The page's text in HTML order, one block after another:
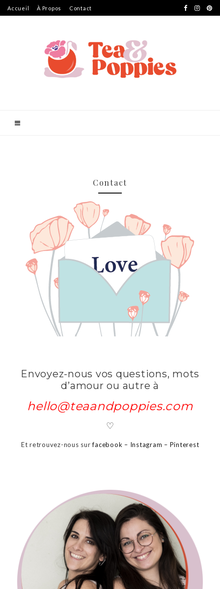
Accueil À Propos Contact
Contact
Envoyez-nous vos questions, mots
d’amour ou autre à
hello@teaandpoppies.com
♡
Et retrouvez-nous surfacebook – Instagram – Pinterest